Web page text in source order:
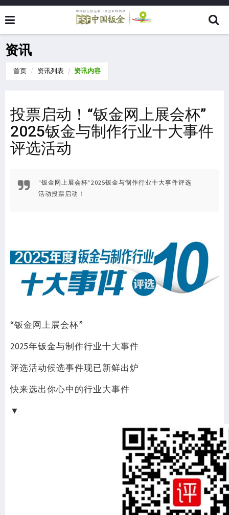
资讯
首页 资讯列表 资讯内容
投票启动！“钣金网上展会杯”
2025钣金与制作行业十大事件
评选活动
“钣金网上展会杯”2025钣金与制作行业十大事件评选
活动投票启动！
“钣金网上展会杯”
2025年钣金与制作行业十大事件
评选活动候选事件现已新鲜出炉
快来选出你心中的行业大事件
▼